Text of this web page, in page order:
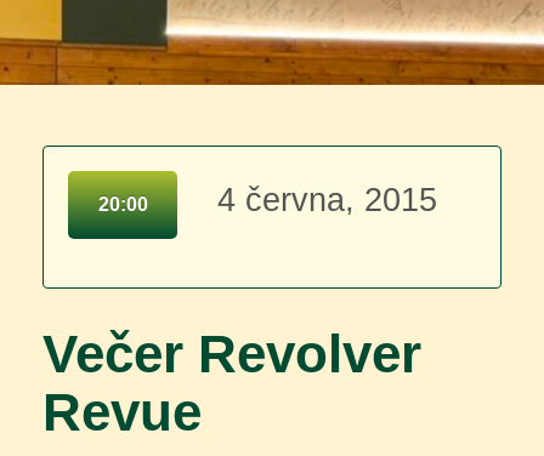
20:00 4 června, 2015
Večer Revolver
Revue